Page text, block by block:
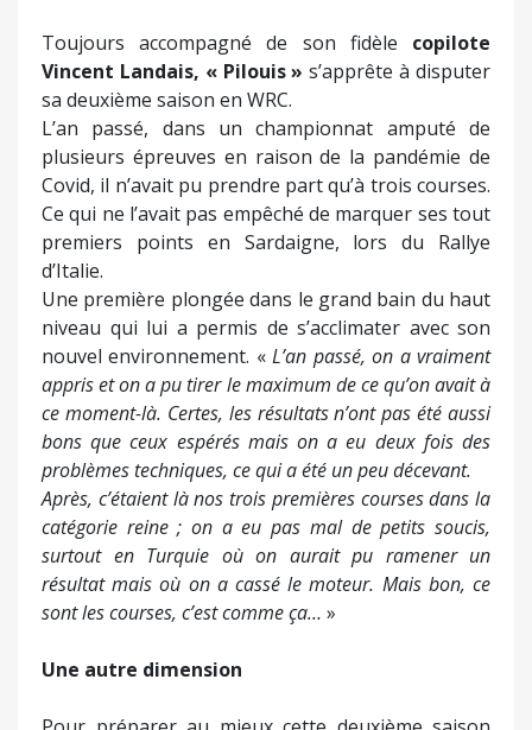
Toujours accompagné de son fidèle copilote
Vincent Landais, « Pilouis » s’apprête à disputer
sa deuxième saison en WRC.
L’an passé, dans un championnat amputé de
plusieurs épreuves en raison de la pandémie de
Covid, il n’avait pu prendre part qu’à trois courses.
Ce qui ne l’avait pas empêché de marquer ses tout
premiers points en Sardaigne, lors du Rallye
d’Italie.
Une première plongée dans le grand bain du haut
niveau qui lui a permis de s’acclimater avec son
nouvel environnement. «L’an passé, on a vraiment
appris et on a pu tirer le maximum de ce qu’on avait à
ce moment-là. Certes, les résultats n’ont pas été aussi
bons que ceux espérés mais on a eu deux fois des
problèmes techniques, ce qui a été un peu décevant.
Après, c’étaient là nos trois premières courses dans la
catégorie reine ; on a eu pas mal de petits soucis,
surtout en Turquie où on aurait pu ramener un
résultat mais où on a cassé le moteur. Mais bon, ce
sont les courses, c’est comme ça… »
Une autre dimension